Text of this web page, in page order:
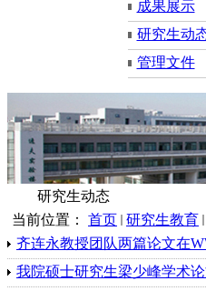
成果展示
研究生动
管理文件
研究生动态
当前位置： 首页 研究生教育
齐连永教授团队两篇论文在
我院硕士研究生梁少峰学术